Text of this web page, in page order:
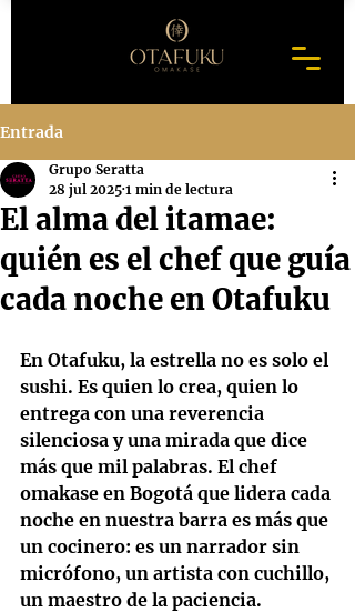
Entrada
El alma del itamae:
quién es el chef que guía
cada noche en Otafuku
Grupo Seratta
28 jul 2025 1 min de lectura
En Otafuku, la estrella no es solo el
sushi. Es quien lo crea, quien lo
entrega con una reverencia
silenciosa y una mirada que dice
más que mil palabras. El chef
omakase en Bogotá que lidera cada
noche en nuestra barra es más que
un cocinero: es un narrador sin
micrófono, un artista con cuchillo,
un maestro de la paciencia.